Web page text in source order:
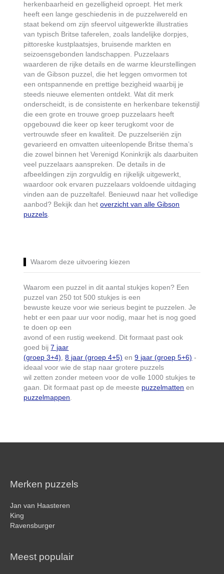
herkenbaarheid en gezelligheid oproept. Het merk
heeft een lange geschiedenis in de puzzelwereld en
staat bekend om zijn sfeervol uitgewerkte illustraties
van typisch Britse taferelen, zoals landelijke dorpjes,
pittoreske kustplaatsjes, bruisende markten en
seizoensgebonden landschappen. Puzzelaars
waarderen de rijke details en de warme kleurstellingen
van de Gibson puzzel, die het leggen omvormen tot
een ontspannende en prettige bezigheid waarbij je
steeds nieuwe elementen ontdekt. Wat dit merk
onderscheidt, is de consistente en herkenbare tekenstijl
die een grote en trouwe groep puzzelaars heeft
opgebouwd die keer op keer terugkomt voor de
vertrouwde sfeer en kwaliteit. De puzzelseriën zijn
gevarieerd en omvatten uiteenlopende Britse thema’s
die zowel binnen het Verenigd Koninkrijk als daarbuiten
veel puzzelaars aanspreken. De details in de
afbeeldingen zijn zorgvuldig en rijkelijk uitgewerkt,
waardoor ook ervaren puzzelaars voldoende uitdaging
vinden aan de puzzeltafel. Benieuwd naar het volledige
aanbod? Bekijk dan hetoverzicht van alle Gibson
puzzels.
Waarom deze uitvoering kiezen
Waarom een puzzel in dit aantal stukjes kopen? Een
puzzel van 250 tot 500 stukjes is een
bewuste keuze voor wie serieus begint te puzzelen. Je
hebt er een paar uur voor nodig, maar het is nog goed
te doen op een
avond of een rustig weekend. Dit formaat past ook
goed bij7 jaar
(groep 3+4),8 jaar (groep 4+5) en9 jaar (groep 5+6) -
ideaal voor wie de stap naar grotere puzzels
wil zetten zonder meteen voor de volle 1000 stukjes te
gaan. Dit formaat past op de meeste puzzelmatten en
puzzelmappen.
Merken puzzels
Jan van Haasteren
King
Ravensburger
Meest populair